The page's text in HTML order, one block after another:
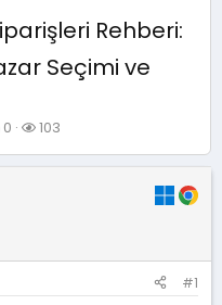
Rehberi:
Seçimi ve
C
r
0
G
l
103
#1